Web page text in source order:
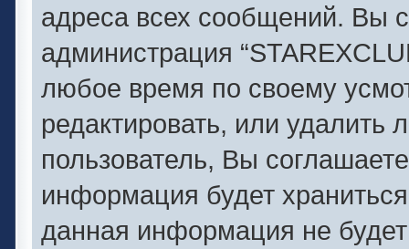
адреса всех сообщений. Вы
администрация
любое время по своему
редактировать, или
пользователь, Вы
информация будет
данная информация не